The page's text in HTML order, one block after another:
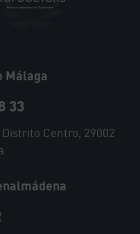
Málaga
33
Centro, 29002